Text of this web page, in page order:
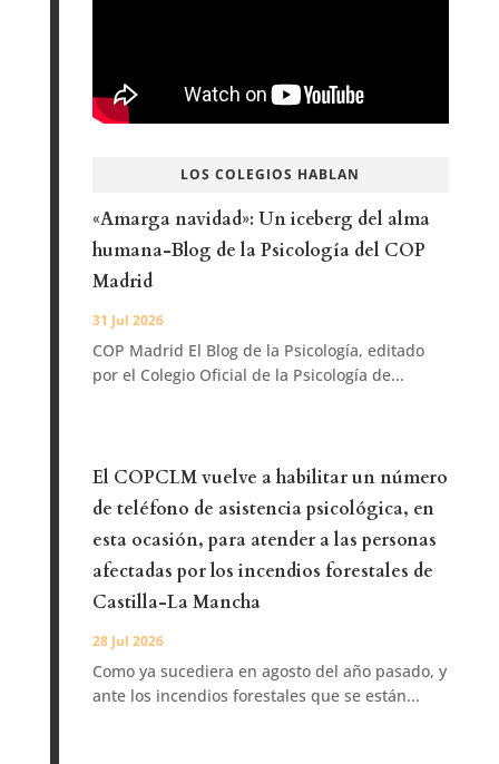
LOS COLEGIOS HABLAN
«Amarga navidad»: Un iceberg del alma
humana-Blog de la Psicología del COP
Madrid
31 Jul 2026
COP Madrid El Blog de la Psicología, editado
por el Colegio Oficial de la Psicología de...
El COPCLM vuelve a habilitar un número
de teléfono de asistencia psicológica, en
esta ocasión, para atender a las personas
afectadas por los incendios forestales de
Castilla-La Mancha
28 Jul 2026
Como ya sucediera en agosto del año pasado, y
ante los incendios forestales que se están...